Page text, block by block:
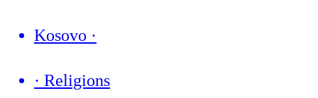
Kosovo ·
· Religions